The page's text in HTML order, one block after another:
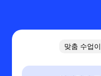
맞춤 수업